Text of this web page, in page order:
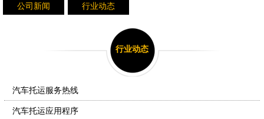
公司新闻 行业动态
行业动态
汽车托运服务热线
汽车托运应用程序